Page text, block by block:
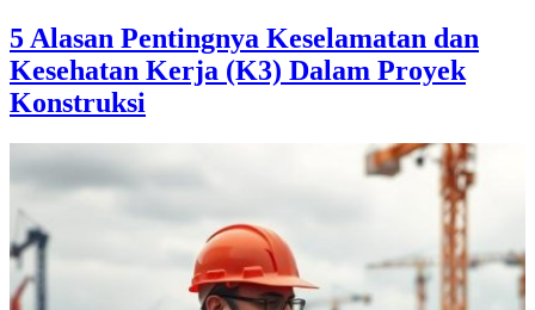
5 Alasan Pentingnya Keselamatan dan
Kesehatan Kerja (K3) Dalam Proyek
Konstruksi